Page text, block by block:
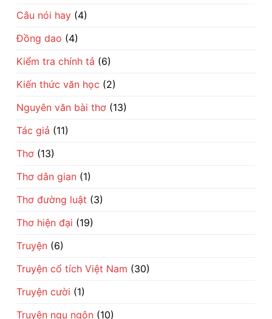
trí
khôn
gian
về
số
Câu nói hay (4)
Đồng dao (4)
Kiểm tra chính tả (6)
Kiến thức văn học (2)
Nguyên văn bài thơ (13)
Tác giả (11)
Thơ (13)
Thơ dân gian (1)
Thơ đường luật (3)
Thơ hiện đại (19)
Truyện (6)
Truyện cổ tích Việt Nam (30)
Truyện cười (1)
Truyện ngụ ngôn (10)